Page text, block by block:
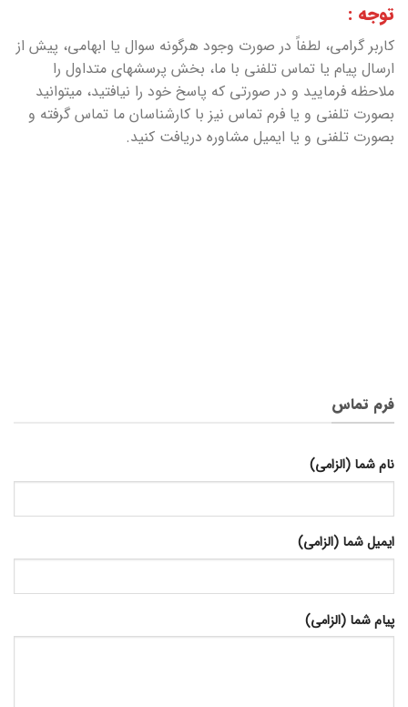
توجه :
کاربر گرامی، لطفاً در صورت وجود هرگونه سوال یا ابهامی، پیش از
ارسال پیام یا تماس تلفنی با ما، بخش پرسش‏های متداول را
ملاحظه فرمایید و در صورتی که پاسخ خود را نیافتید، میتوانید
بصورت تلفنی و یا فرم تماس نیز با کارشناسان ما تماس گرفته و
بصورت تلفنی و یا ایمیل مشاوره دریافت کنید.
فرم تماس
نام شما (الزامی)
ایمیل شما (الزامی)
پیام شما (الزامی)